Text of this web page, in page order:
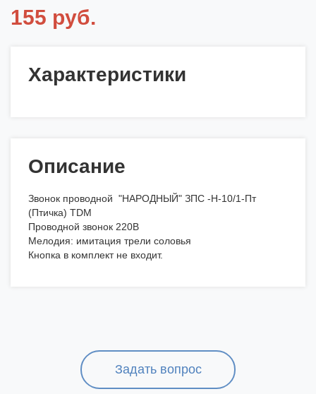
155 руб.
Характеристики
Описание
Звонок проводной "НАРОДНЫЙ" ЗПС -Н-10/1-Пт
(Птичка) TDM
Проводной звонок 220В
Мелодия: имитация трели соловья
Кнопка в комплект не входит.
Задать вопрос